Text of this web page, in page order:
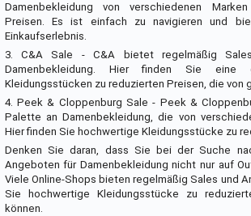
Damenbekleidung von verschiedenen
Preisen. Es ist einfach zu navigieren und
Einkaufserlebnis.
3. C&A Sale - C&A bietet regelmäßig
Damenbekleidung. Hier finden Sie eine
Kleidungsstücken zu reduzierten Preisen, die von
4. Peek & Cloppenburg Sale - Peek &
Palette an Damenbekleidung, die von
Hier finden Sie hochwertige Kleidungsstücke zu
Denken Sie daran, dass Sie bei der Suche
Angeboten für Damenbekleidung nicht nur auf
Viele Online-Shops bieten regelmäßig Sales und
Sie hochwertige Kleidungsstücke zu
können.